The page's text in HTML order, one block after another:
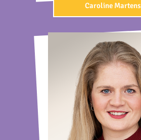
Caroline Martens